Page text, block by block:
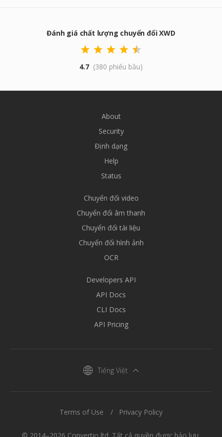
Đánh giá chất lượng chuyển đổi XWD
4.7 (380 phiếu bầu)
About
Security
Định dạng
Help
Status
Chuyển đổi video
Chuyển đổi âm thanh
Chuyển đổi tài liệu
Chuyển đổi hình ảnh
OCR
Developers API
API Docs
CLI Docs
API Pricing
Tiếng Việt
Terms of Use Privacy Policy